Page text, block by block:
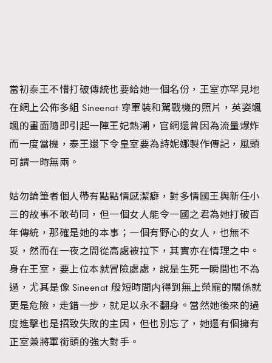
| Japan | Portugal | Spain
當初泰王不惜打破傳統也要給她一個名份，王室亦罕見地
在網上公佈多組 Sineenat 穿軍裝和駕戰機的照片，英姿颯
颯的畫面隨即引起一陣王妃熱潮，官網還曾因為流量爆炸
而一度當機，泰王還下令皇室要為詩妮娜製作傳記，風頭
可謂一時無兩。
姑勿論筆者個人帶有點點情感潔癖，對多情國王與新任小
三的故事不敢茍同，但一個女人能令一國之君為她打破百
年傳統，那確是她的本事；一個有野心的女人，也無不
妥，然而在一夜之間從高處被拉下，其實亦在情理之中。
身在王室，要上位本就冒險處處，說是生死一瞬間也不為
過，尤其是像 Sineenat 般短時間内得到無上榮寵的關係就
更是危險，走錯一步，就足以永不翻身。當然她後來的過
度進擊也是招致失敗的主因，但也別忘了，她還有個擁有
正室兼將軍銜頭的強大對手。